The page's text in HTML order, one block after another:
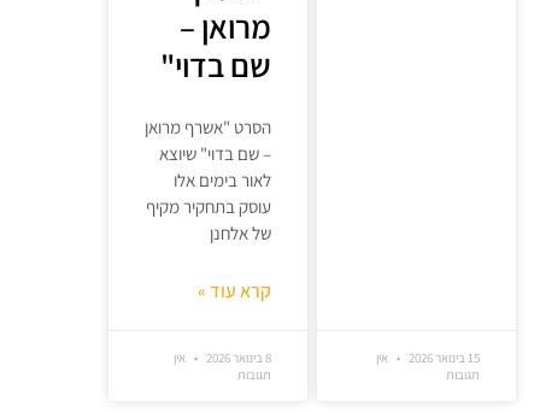
15 בינואר 2026
אין
תגובות
מרואן –
שם בדוי"
הסרט "אשרף מרואן
– שם בדוי" שיוצא
לאור בימים אלו
עוסק בתחקיר מקיף
של אלחנן
קרא עוד »
8 בינואר 2026
אין
תגובות